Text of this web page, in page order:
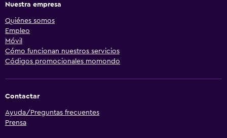
Nuestra empresa
Quiénes somos
Empleo
Móvil
Cómo funcionan nuestros servicios
Códigos promocionales momondo
Contactar
Ayuda/Preguntas frecuentes
Prensa